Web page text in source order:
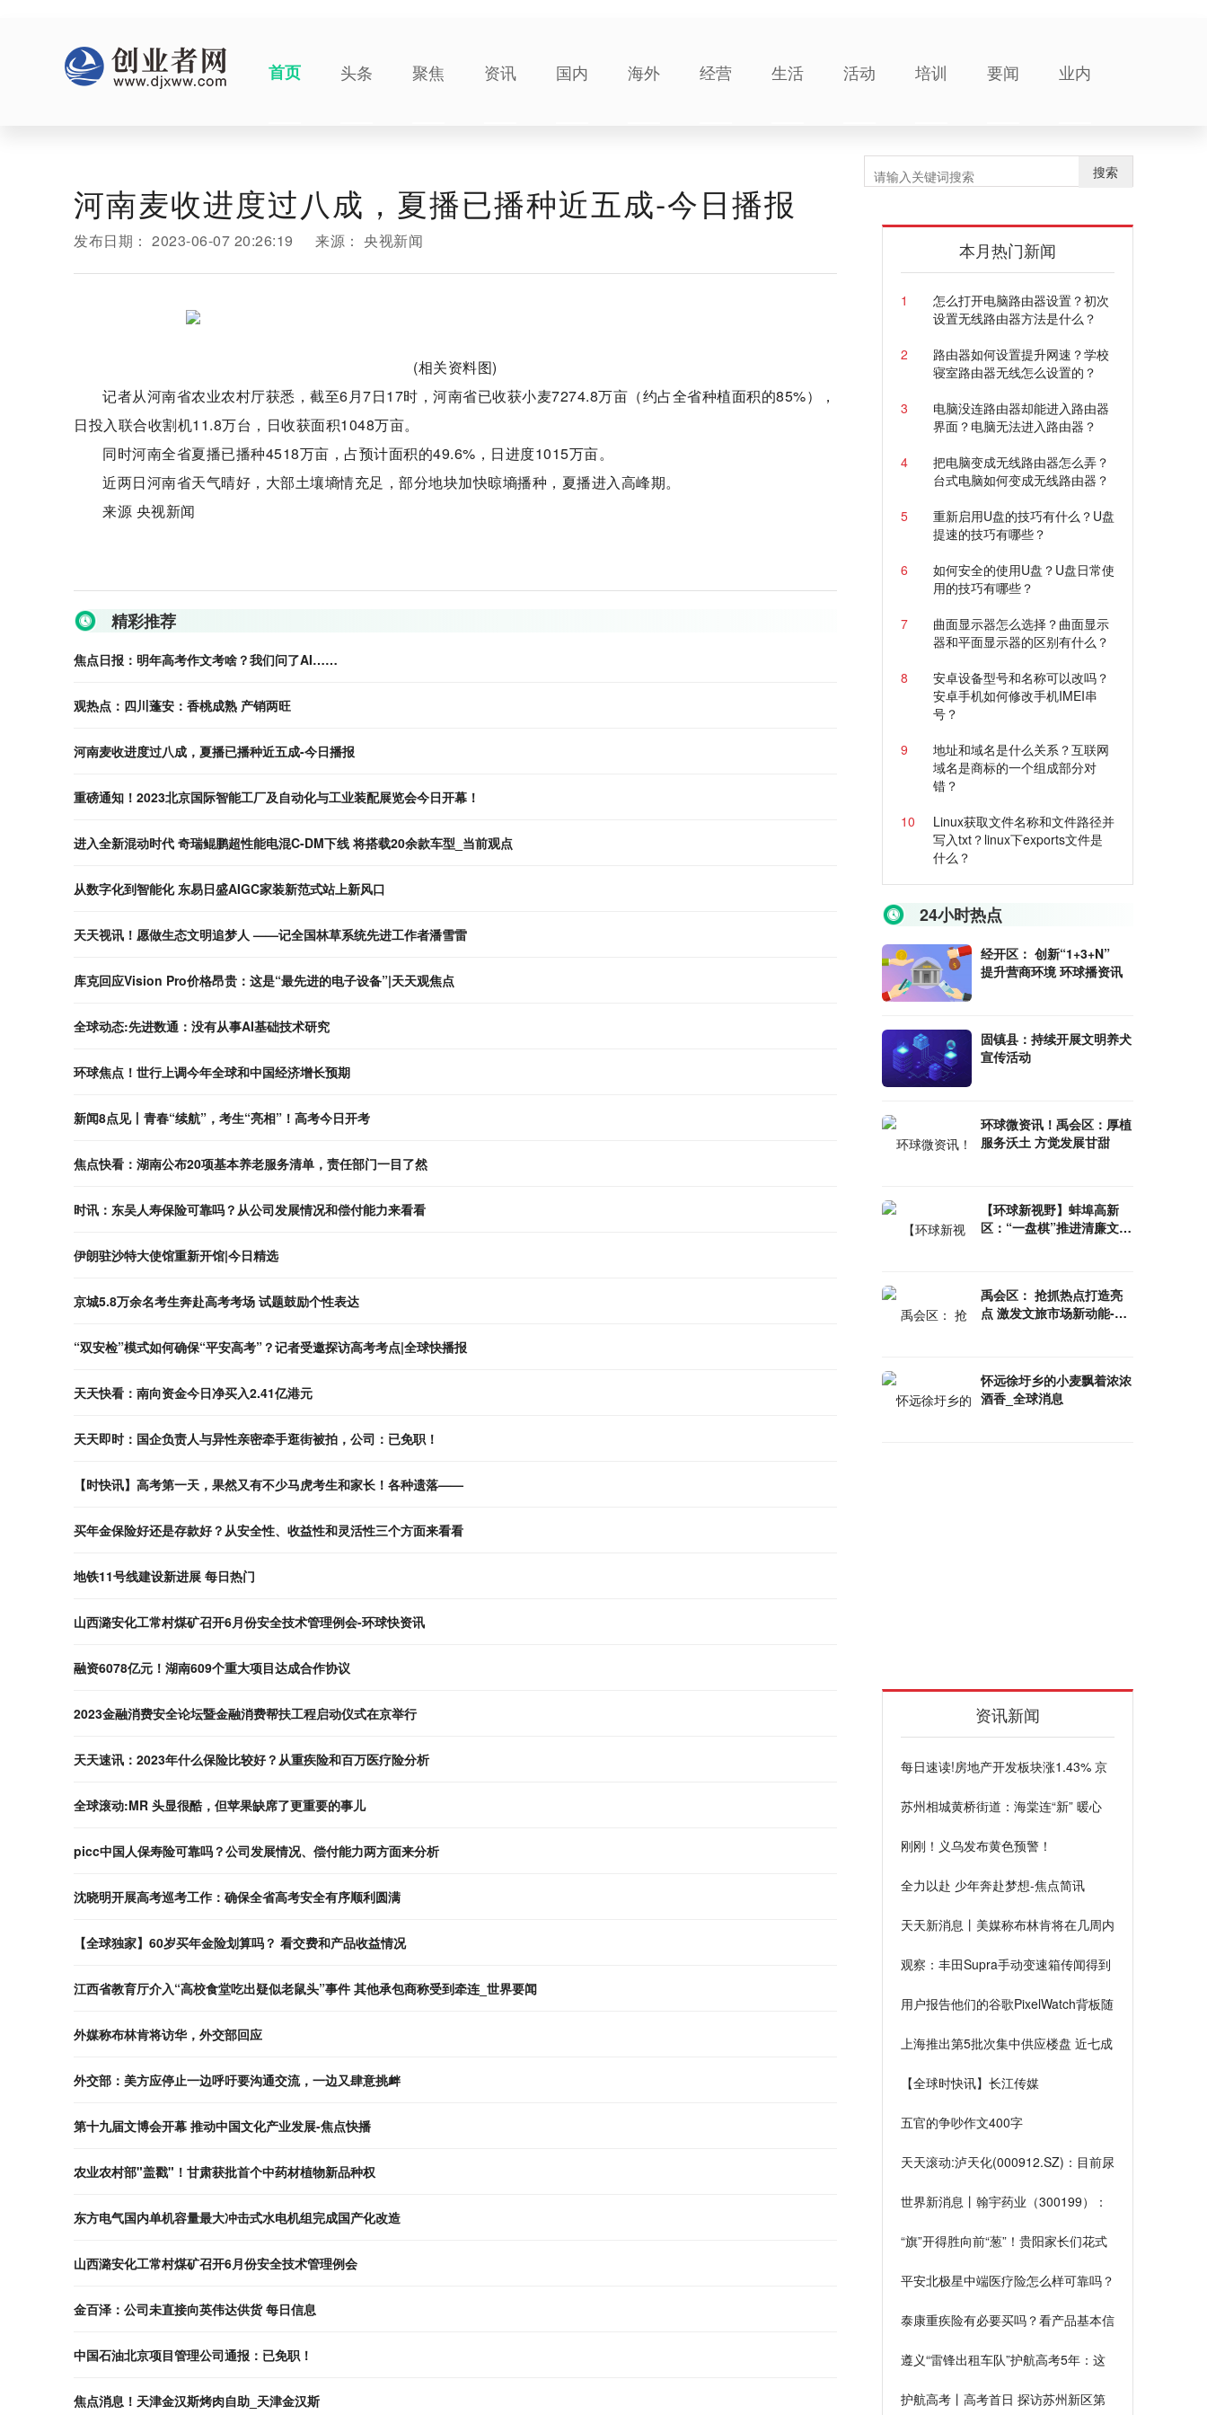
首页 头条 聚焦 资讯 国内 海外 经营 生活 活动 培训 要闻 业内
河南麦收进度过八成，夏播已播种近五成-今日播报
发布日期： 2023-06-07 20:26:19 来源： 央视新闻
(相关资料图)
记者从河南省农业农村厅获悉，截至6月7日17时，河南省已收获小麦7274.8万亩（约占全省种植面积的85%），
日投入联合收割机11.8万台，日收获面积1048万亩。
同时河南全省夏播已播种4518万亩，占预计面积的49.6%，日进度1015万亩。
近两日河南省天气晴好，大部土壤墒情充足，部分地块加快晾墒播种，夏播进入高峰期。
来源 央视新闻
精彩推荐
焦点日报：明年高考作文考啥？我们问了AI……
观热点：四川蓬安：香桃成熟 产销两旺
河南麦收进度过八成，夏播已播种近五成-今日播报
重磅通知！2023北京国际智能工厂及自动化与工业装配展览会今日开幕！
进入全新混动时代 奇瑞鲲鹏超性能电混C-DM下线 将搭载20余款车型_当前观点
从数字化到智能化 东易日盛AIGC家装新范式站上新风口
天天视讯！愿做生态文明追梦人 ——记全国林草系统先进工作者潘雪雷
库克回应Vision Pro价格昂贵：这是“最先进的电子设备”|天天观焦点
全球动态:先进数通：没有从事AI基础技术研究
环球焦点！世行上调今年全球和中国经济增长预期
新闻8点见丨青春“续航”，考生“亮相”！高考今日开考
焦点快看：湖南公布20项基本养老服务清单，责任部门一目了然
时讯：东吴人寿保险可靠吗？从公司发展情况和偿付能力来看看
伊朗驻沙特大使馆重新开馆|今日精选
京城5.8万余名考生奔赴高考考场 试题鼓励个性表达
“双安检”模式如何确保“平安高考”？记者受邀探访高考考点|全球快播报
天天快看：南向资金今日净买入2.41亿港元
天天即时：国企负责人与异性亲密牵手逛街被拍，公司：已免职！
【时快讯】高考第一天，果然又有不少马虎考生和家长！各种遗落——
买年金保险好还是存款好？从安全性、收益性和灵活性三个方面来看看
地铁11号线建设新进展 每日热门
山西潞安化工常村煤矿召开6月份安全技术管理例会-环球快资讯
融资6078亿元！湖南609个重大项目达成合作协议
2023金融消费安全论坛暨金融消费帮扶工程启动仪式在京举行
天天速讯：2023年什么保险比较好？从重疾险和百万医疗险分析
全球滚动:MR 头显很酷，但苹果缺席了更重要的事儿
picc中国人保寿险可靠吗？公司发展情况、偿付能力两方面来分析
沈晓明开展高考巡考工作：确保全省高考安全有序顺利圆满
【全球独家】60岁买年金险划算吗？ 看交费和产品收益情况
江西省教育厅介入“高校食堂吃出疑似老鼠头”事件 其他承包商称受到牵连_世界要闻
外媒称布林肯将访华，外交部回应
外交部：美方应停止一边呼吁要沟通交流，一边又肆意挑衅
第十九届文博会开幕 推动中国文化产业发展-焦点快播
农业农村部"盖戳"！甘肃获批首个中药材植物新品种权
东方电气国内单机容量最大冲击式水电机组完成国产化改造
山西潞安化工常村煤矿召开6月份安全技术管理例会
金百泽：公司未直接向英伟达供货 每日信息
中国石油北京项目管理公司通报：已免职！
焦点消息！天津金汉斯烤肉自助_天津金汉斯
搜索
本月热门新闻
1
怎么打开电脑路由器设置？初次
设置无线路由器方法是什么？
2
路由器如何设置提升网速？学校
寝室路由器无线怎么设置的？
3
电脑没连路由器却能进入路由器
界面？电脑无法进入路由器？
4
把电脑变成无线路由器怎么弄？
台式电脑如何变成无线路由器？
5
重新启用U盘的技巧有什么？U盘
提速的技巧有哪些？
6
如何安全的使用U盘？U盘日常使
用的技巧有哪些？
7
曲面显示器怎么选择？曲面显示
器和平面显示器的区别有什么？
8
安卓设备型号和名称可以改吗？
安卓手机如何修改手机IMEI串
号？
9
地址和域名是什么关系？互联网
域名是商标的一个组成部分对
错？
10
Linux获取文件名称和文件路径并
写入txt？linux下exports文件是
什么？
24小时热点
经开区： 创新“1+3+N”
提升营商环境 环球播资讯
固镇县：持续开展文明养犬
宣传活动
环球微资讯！禹会区：厚植
服务沃土 方觉发展甘甜
【环球新视野】蚌埠高新
区：“一盘棋”推进清廉文化
禹会区： 抢抓热点打造亮
点 激发文旅市场新动能-环
怀远徐圩乡的小麦飘着浓浓
酒香_全球消息
资讯新闻
每日速读!房地产开发板块涨1.43% 京
苏州相城黄桥街道：海棠连“新” 暖心
刚刚！义乌发布黄色预警！
全力以赴 少年奔赴梦想-焦点简讯
天天新消息丨美媒称布林肯将在几周内
观察：丰田Supra手动变速箱传闻得到
用户报告他们的谷歌PixelWatch背板随
上海推出第5批次集中供应楼盘 近七成
【全球时快讯】长江传媒
8%（06-07）
五官的争吵作文400字
天天滚动:泸天化(000912.SZ)：目前尿
世界新消息丨翰宇药业（300199）：
“旗”开得胜向前“葱”！贵阳家长们花式
平安北极星中端医疗险怎么样可靠吗？
泰康重疾险有必要买吗？看产品基本信
遵义“雷锋出租车队”护航高考5年：这
护航高考丨高考首日 探访苏州新区第